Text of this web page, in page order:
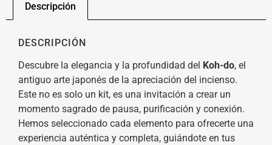
Descripción
DESCRIPCIÓN
Descubre la elegancia y la profundidad del Koh-do, el
antiguo arte japonés de la apreciación del incienso.
Este no es solo un kit, es una invitación a crear un
momento sagrado de pausa, purificación y conexión.
Hemos seleccionado cada elemento para ofrecerte una
experiencia auténtica y completa, guiándote en tus